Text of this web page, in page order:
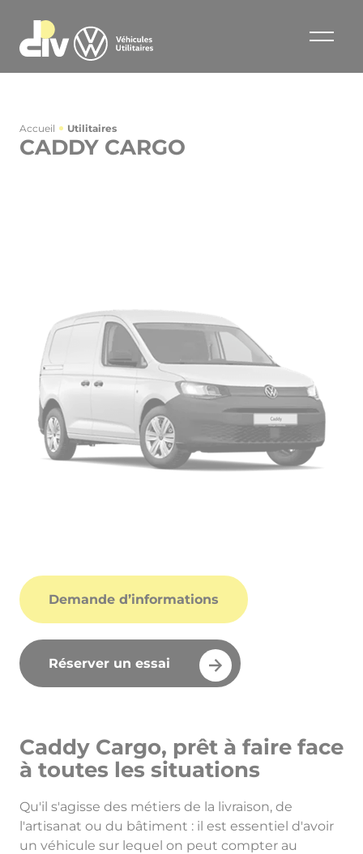
Accueil Utilitaires
CADDY CARGO
Demande d’informations
Réserver un essai
Caddy Cargo, prêt à faire face
à toutes les situations
Qu'il s'agisse des métiers de la livraison, de
l'artisanat ou du bâtiment : il est essentiel d'avoir
un véhicule sur lequel on peut compter au